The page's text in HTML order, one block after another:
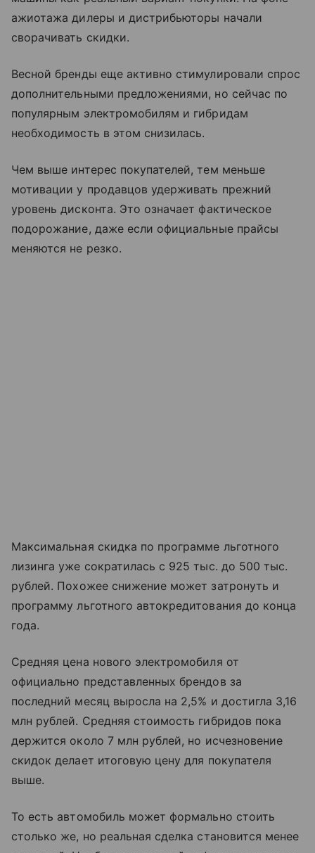
ажиотажа дилеры и дистрибьюторы начали
сворачивать скидки.
Весной бренды еще активно стимулировали спрос
дополнительными предложениями, но сейчас по
популярным электромобилям и гибридам
необходимость в этом снизилась.
Чем выше интерес покупателей, тем меньше
мотивации у продавцов удерживать прежний
уровень дисконта. Это означает фактическое
подорожание, даже если официальные прайсы
меняются не резко.
Максимальная скидка по программе льготного
лизинга уже сократилась с 925 тыс. до 500 тыс.
рублей. Похожее снижение может затронуть и
программу льготного автокредитования до конца
года.
Средняя цена нового электромобиля от
официально представленных брендов за
последний месяц выросла на 2,5% и достигла 3,16
млн рублей. Средняя стоимость гибридов пока
держится около 7 млн рублей, но исчезновение
скидок делает итоговую цену для покупателя
выше.
То есть автомобиль может формально стоить
столько же, но реальная сделка становится менее